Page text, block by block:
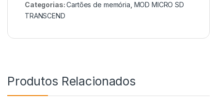
Categorias:Cartões de memória MOD MICRO SD
TRANSCEND
Produtos Relacionados